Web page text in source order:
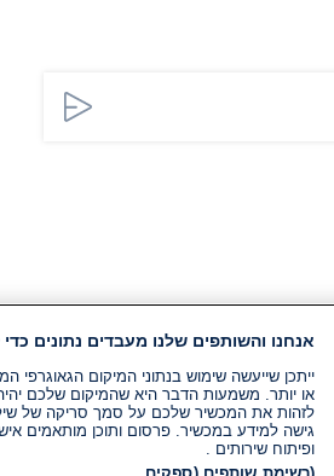
אנחנו והשותפים שלנו מעבדים נתונים
ייתכן שייעשה שימוש בנתוני המיקום
או יותר. משמעות הדבר היא שהמיקום שלכם
לזהות את המכשיר שלכם על סמך סריקה של
גישה למידע במכשיר. פרסום ותוכן מותאמים
ופיתוח שירותים .